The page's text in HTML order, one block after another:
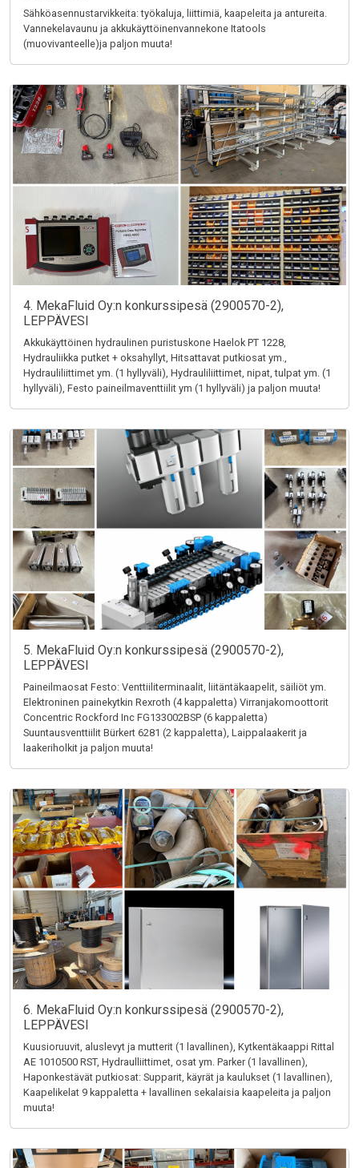
Sähköasennustarvikkeita: työkaluja, liittimiä, kaapeleita ja antureita.
Vannekelavaunu ja akkukäyttöinenvannekone Itatools
(muovivanteelle)ja paljon muuta!
4. MekaFluid Oy:n konkurssipesä (2900570-2),
LEPPÄVESI
Akkukäyttöinen hydraulinen puristuskone Haelok PT 1228,
Hydrauliikka putket + oksahyllyt, Hitsattavat putkiosat ym.,
Hydrauliliittimet ym. (1 hyllyväli), Hydrauliliittimet, nipat, tulpat ym. (1
hyllyväli), Festo paineilmaventtiilit ym (1 hyllyväli) ja paljon muuta!
5. MekaFluid Oy:n konkurssipesä (2900570-2),
LEPPÄVESI
Paineilmaosat Festo: Venttiiliterminaalit, liitäntäkaapelit, säiliöt ym.
Elektroninen painekytkin Rexroth (4 kappaletta) Virranjakomoottorit
Concentric Rockford Inc FG133002BSP (6 kappaletta)
Suuntausventtiilit Bürkert 6281 (2 kappaletta), Laippalaakerit ja
laakeriholkit ja paljon muuta!
6. MekaFluid Oy:n konkurssipesä (2900570-2),
LEPPÄVESI
Kuusioruuvit, aluslevyt ja mutterit (1 lavallinen), Kytkentäkaappi Rittal
AE 1010500 RST, Hydraulliittimet, osat ym. Parker (1 lavallinen),
Haponkestävät putkiosat: Supparit, käyrät ja kaulukset (1 lavallinen),
Kaapelikelat 9 kappaletta + lavallinen sekalaisia kaapeleita ja paljon
muuta!